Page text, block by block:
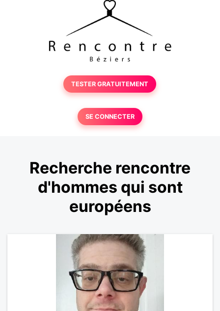
TESTER GRATUITEMENT
SE CONNECTER
Recherche rencontre
d'hommes qui sont
européens